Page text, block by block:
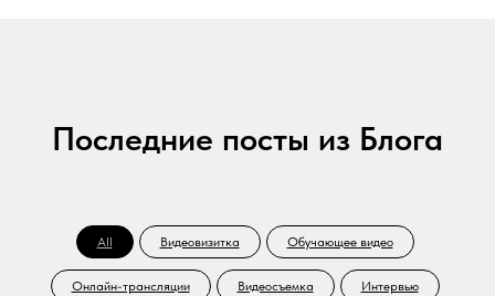
Последние посты из Блога
All Видеовизитка Обучающее видео
Онлайн-трансляции Видеосъемка Интервью